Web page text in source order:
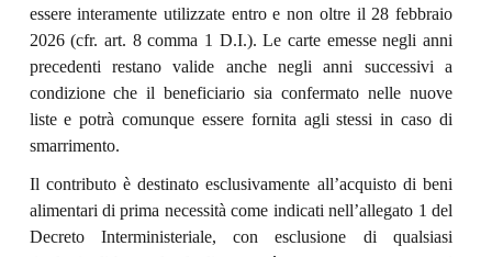
essere interamente utilizzate entro e non oltre il 28 febbraio
2026 (cfr. art. 8 comma 1 D.I.). Le carte emesse negli anni
precedenti restano valide anche negli anni successivi a
condizione che il beneficiario sia confermato nelle nuove
liste e potrà comunque essere fornita agli stessi in caso di
smarrimento.
Il contributo è destinato esclusivamente all’acquisto di beni
alimentari di prima necessità come indicati nell’allegato 1 del
Decreto Interministeriale, con esclusione di qualsiasi